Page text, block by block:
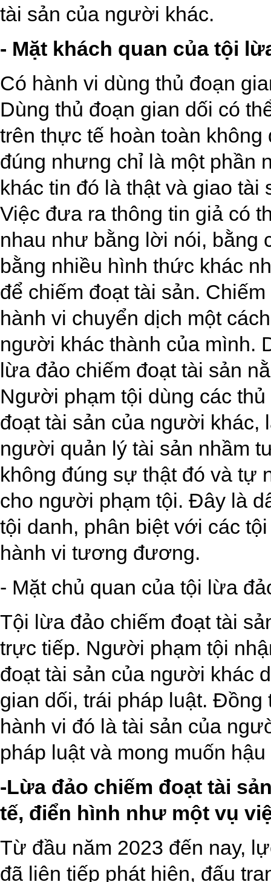
tài sản của người khác.
- Mặt khách quan của tội
Có hành vi dùng thủ đoạn
Dùng thủ đoạn gian dối có
trên thực tế hoàn toàn
đúng nhưng chỉ là một phần
khác tin đó là thật và giao
Việc đưa ra thông tin giả có
nhau như bằng lời nói, bằng
bằng nhiều hình thức khác
để chiếm đoạt tài sản.
hành vi chuyển dịch một
người khác thành của mình.
lừa đảo chiếm đoạt tài sản
Người phạm tội dùng các
đoạt tài sản của người khác,
người quản lý tài sản nhầm
không đúng sự thật đó và tự
cho người phạm tội. Đây là
tội danh, phân biệt với các
hành vi tương đương.
- Mặt chủ quan của tội lừa
Tội lừa đảo chiếm đoạt tài
trực tiếp. Người phạm tội
đoạt tài sản của người khác
gian dối, trái pháp luật.
hành vi đó là tài sản của
pháp luật và mong muốn
-Lừa đảo chiếm đoạt tài
tế, điển hình như một vụ
Từ đầu năm 2023 đến nay,
đã liên tiếp phát hiện, đấu